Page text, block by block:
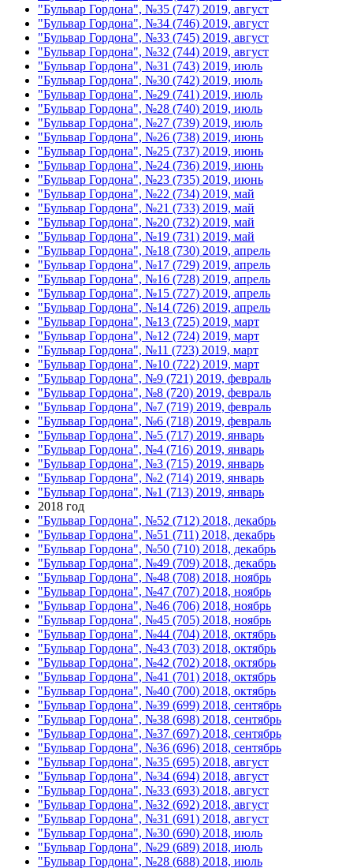
"Бульвар Гордона", №35 (747) 2019, август
"Бульвар Гордона", №34 (746) 2019, август
"Бульвар Гордона", №33 (745) 2019, август
"Бульвар Гордона", №32 (744) 2019, август
"Бульвар Гордона", №31 (743) 2019, июль
"Бульвар Гордона", №30 (742) 2019, июль
"Бульвар Гордона", №29 (741) 2019, июль
"Бульвар Гордона", №28 (740) 2019, июль
"Бульвар Гордона", №27 (739) 2019, июль
"Бульвар Гордона", №26 (738) 2019, июнь
"Бульвар Гордона", №25 (737) 2019, июнь
"Бульвар Гордона", №24 (736) 2019, июнь
"Бульвар Гордона", №23 (735) 2019, июнь
"Бульвар Гордона", №22 (734) 2019, май
"Бульвар Гордона", №21 (733) 2019, май
"Бульвар Гордона", №20 (732) 2019, май
"Бульвар Гордона", №19 (731) 2019, май
"Бульвар Гордона", №18 (730) 2019, апрель
"Бульвар Гордона", №17 (729) 2019, апрель
"Бульвар Гордона", №16 (728) 2019, апрель
"Бульвар Гордона", №15 (727) 2019, апрель
"Бульвар Гордона", №14 (726) 2019, апрель
"Бульвар Гордона", №13 (725) 2019, март
"Бульвар Гордона", №12 (724) 2019, март
"Бульвар Гордона", №11 (723) 2019, март
"Бульвар Гордона", №10 (722) 2019, март
"Бульвар Гордона", №9 (721) 2019, февраль
"Бульвар Гордона", №8 (720) 2019, февраль
"Бульвар Гордона", №7 (719) 2019, февраль
"Бульвар Гордона", №6 (718) 2019, февраль
"Бульвар Гордона", №5 (717) 2019, январь
"Бульвар Гордона", №4 (716) 2019, январь
"Бульвар Гордона", №3 (715) 2019, январь
"Бульвар Гордона", №2 (714) 2019, январь
"Бульвар Гордона", №1 (713) 2019, январь
2018 год
"Бульвар Гордона", №52 (712) 2018, декабрь
"Бульвар Гордона", №51 (711) 2018, декабрь
"Бульвар Гордона", №50 (710) 2018, декабрь
"Бульвар Гордона", №49 (709) 2018, декабрь
"Бульвар Гордона", №48 (708) 2018, ноябрь
"Бульвар Гордона", №47 (707) 2018, ноябрь
"Бульвар Гордона", №46 (706) 2018, ноябрь
"Бульвар Гордона", №45 (705) 2018, ноябрь
"Бульвар Гордона", №44 (704) 2018, октябрь
"Бульвар Гордона", №43 (703) 2018, октябрь
"Бульвар Гордона", №42 (702) 2018, октябрь
"Бульвар Гордона", №41 (701) 2018, октябрь
"Бульвар Гордона", №40 (700) 2018, октябрь
"Бульвар Гордона", №39 (699) 2018, сентябрь
"Бульвар Гордона", №38 (698) 2018, сентябрь
"Бульвар Гордона", №37 (697) 2018, сентябрь
"Бульвар Гордона", №36 (696) 2018, сентябрь
"Бульвар Гордона", №35 (695) 2018, август
"Бульвар Гордона", №34 (694) 2018, август
"Бульвар Гордона", №33 (693) 2018, август
"Бульвар Гордона", №32 (692) 2018, август
"Бульвар Гордона", №31 (691) 2018, август
"Бульвар Гордона", №30 (690) 2018, июль
"Бульвар Гордона", №29 (689) 2018, июль
"Бульвар Гордона", №28 (688) 2018, июль